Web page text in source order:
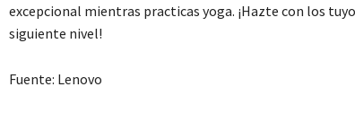
excepcional mientras practicas yoga. ¡Hazte con los
siguiente nivel!
Fuente: Lenovo